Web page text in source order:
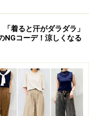
一切感じない明るい
がら、ショップスタ
「着ると汗がダラダラ」
NGコーデ！涼しくなる